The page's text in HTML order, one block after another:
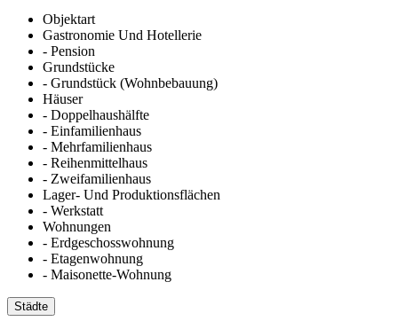
Objektart
Gastronomie Und Hotellerie
- Pension
Grundstücke
- Grundstück (Wohnbebauung)
Häuser
- Doppelhaushälfte
- Einfamilienhaus
- Mehrfamilienhaus
- Reihenmittelhaus
- Zweifamilienhaus
Lager- Und Produktionsflächen
- Werkstatt
Wohnungen
- Erdgeschosswohnung
- Etagenwohnung
- Maisonette-Wohnung
Städte